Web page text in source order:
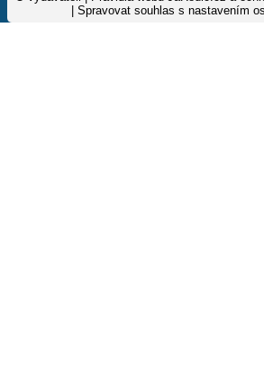
Spravovat souhlas s nastavením